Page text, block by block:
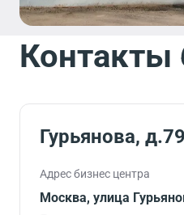
Контакты
Гурьянова,
Адрес бизнес центра
Москва, улица